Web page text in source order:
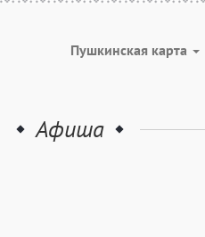
Пушкинская карта
Афиша